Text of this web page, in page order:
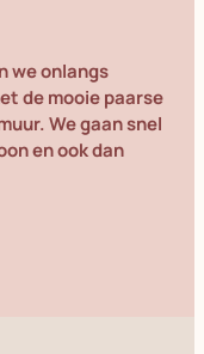
we onlangs
de mooie paarse
We gaan snel
en ook dan